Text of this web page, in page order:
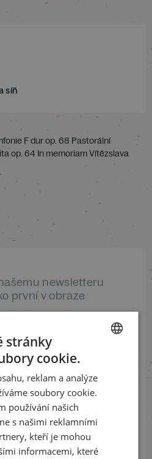
síň
F dur op. 68 Pastorální
op. 64 In memoriam Vítězslava
newsletteru
první v obraze
sociálních sítích
LinkedInflickr
ENGLISH
stránky
cookie.
reklam a analýze
soubory cookie.
používání našich
s našimi reklamními
kteří je mohou
informacemi, které